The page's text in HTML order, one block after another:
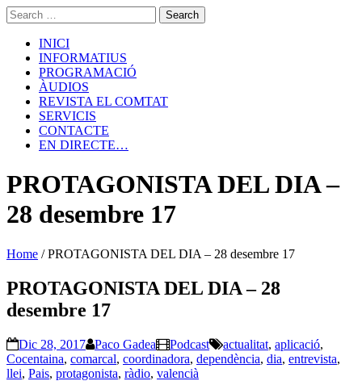
INICI
INFORMATIUS
PROGRAMACIÓ
ÀUDIOS
REVISTA EL COMTAT
SERVICIS
CONTACTE
EN DIRECTE…
PROTAGONISTA DEL DIA –
28 desembre 17
Home /PROTAGONISTA DEL DIA – 28 desembre 17
PROTAGONISTA DEL DIA – 28
desembre 17
Dic 28, 2017 Paco Gadea Podcast actualitat, aplicació,
Cocentaina, comarcal, coordinadora, dependència, dia, entrevista,
llei, Pais, protagonista, ràdio, valencià